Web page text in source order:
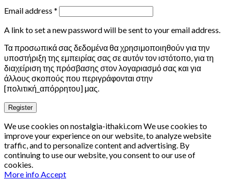
Email address *
A link to set a new password will be sent to your email address.
Τα προσωπικά σας δεδομένα θα χρησιμοποιηθούν για την
υποστήριξη της εμπειρίας σας σε αυτόν τον ιστότοπο, για τη
διαχείριση της πρόσβασης στον λογαριασμό σας και για
άλλους σκοπούς που περιγράφονται στην
[πολιτική_απόρρητου] μας.
Register
We use cookies on nostalgia-ithaki.com We use cookies to
improve your experience on our website, to analyze website
traffic, and to personalize content and advertising. By
continuing to use our website, you consent to our use of
cookies.
More infoAccept